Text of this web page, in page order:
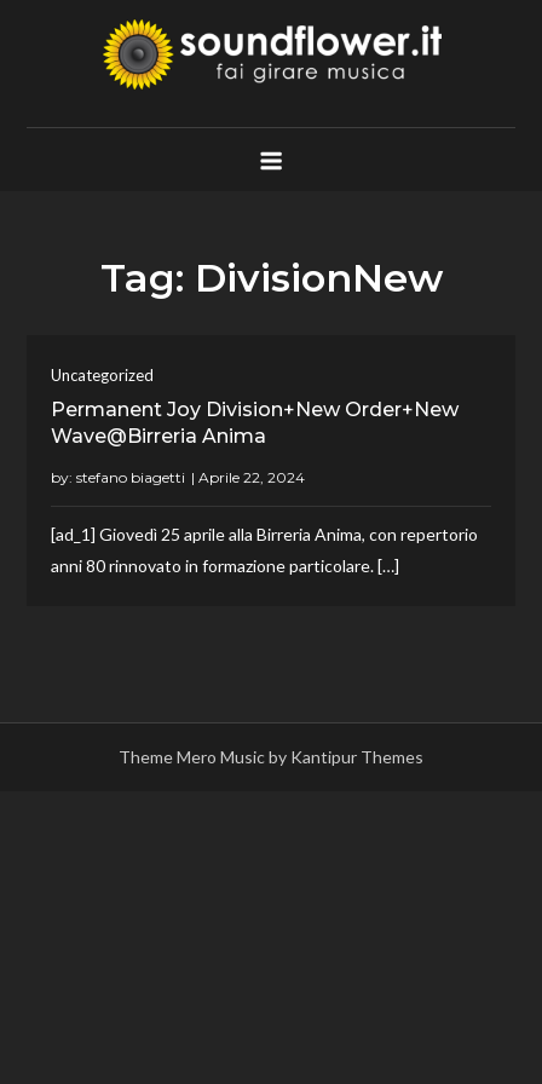
Soundflower.it
Fai Girare Musica
Tag: DivisionNew
Uncategorized
Permanent Joy Division+New Order+New
Wave@Birreria Anima
by:stefano biagetti
[ad_1] Giovedì 25 aprile alla Birreria Anima, con repertorio
anni 80 rinnovato in formazione particolare. […]
Theme Mero Music by Kantipur Themes